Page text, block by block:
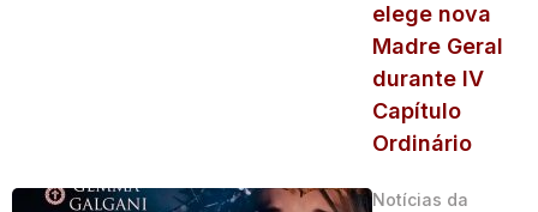
elege nova
Madre Geral
durante IV
Capítulo
Ordinário
Notícias da